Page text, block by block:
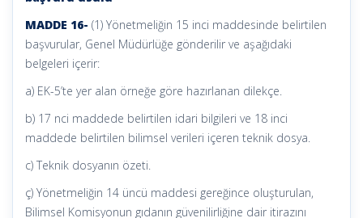
MADDE 16- (1) Yönetmeliğin 15 inci maddesinde belirtilen
başvurular, Genel Müdürlüğe gönderilir ve aşağıdaki
belgeleri içerir:
a) EK-5’te yer alan örneğe göre hazırlanan dilekçe.
b) 17 nci maddede belirtilen idari bilgileri ve 18 inci
maddede belirtilen bilimsel verileri içeren teknik dosya.
c) Teknik dosyanın özeti.
ç) Yönetmeliğin 14 üncü maddesi gereğince oluşturulan,
Bilimsel Komisyonun gıdanın güvenilirliğine dair itirazını